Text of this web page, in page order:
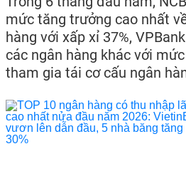
mức tăng trưởng cao nhất
hàng với xấp xỉ 37%,
các ngân hàng khác với
tham gia tái cơ cấu ngân